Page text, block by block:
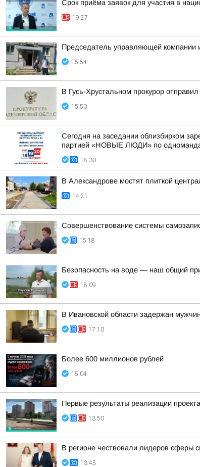
Срок приёма заявок для участия в
19:27
Председатель управляющей компании
15:54
В Гусь-Хрустальном прокурор
15:50
Сегодня на заседании облизбирком
партией «НОВЫЕ ЛЮДИ» по
18:30
В Александрове мостят плиткой
14:21
Совершенствование системы
15:18
Безопасность на воде — наш общий
18:09
В Ивановской области задержан
17:10
Более 600 миллионов рублей
15:04
Первые результаты реализации
13:50
В регионе чествовали лидеров сферы
13:45